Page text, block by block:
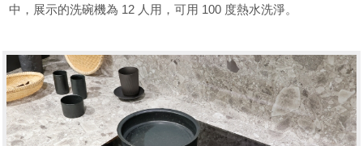
中，展示的洗碗機為 12 人用，可用 100 度熱水洗淨。